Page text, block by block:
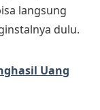
langsung
dulu.
Uang